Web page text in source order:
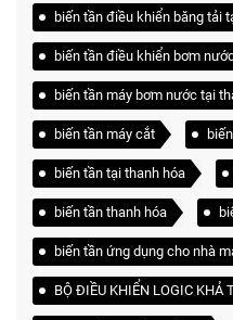
biến tần điều khiển băng tải
biến tần điều khiển bơm
biến tần máy bơm nước tại
biến tần máy cắt
biến tần tại thanh hóa
biến tần thanh hóa
biến tần ứng dụng cho nhà
BỘ ĐIỀU KHIỂN LOGIC KHẢ